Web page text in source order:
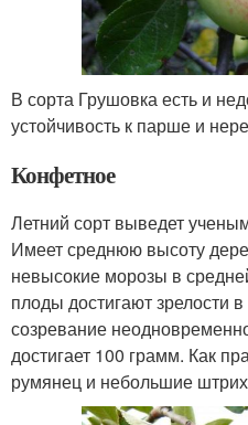
В сорта Грушовка есть и
устойчивость к парше и
Конфетное
Летний сорт выведет
Имеет среднюю высоту
невысокие морозы в
плоды достигают зрелости
созревание
достигает 100 грамм. Как
румянец и небольшие